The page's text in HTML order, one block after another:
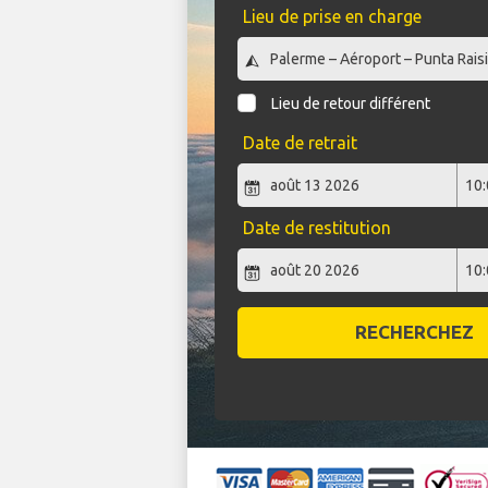
Lieu de prise en charge
Lieu de retour différent
Date de retrait
Date de restitution
RECHERCHEZ